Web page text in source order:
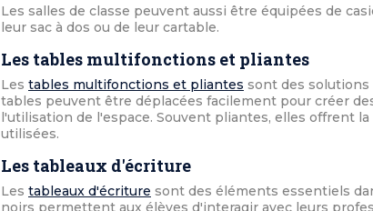
Les salles de classe peuvent aussi être équipées de
leur sac à dos ou de leur cartable.
Les tables multifonctions et pliantes
Les tables multifonctions et pliantes sont des solutions
tables peuvent être déplacées facilement pour créer
l'utilisation de l'espace. Souvent pliantes, elles offrent
utilisées.
Les tableaux d'écriture
Les tableaux d'écriture sont des éléments essentiels
noirs permettent aux élèves d'interagir avec leurs